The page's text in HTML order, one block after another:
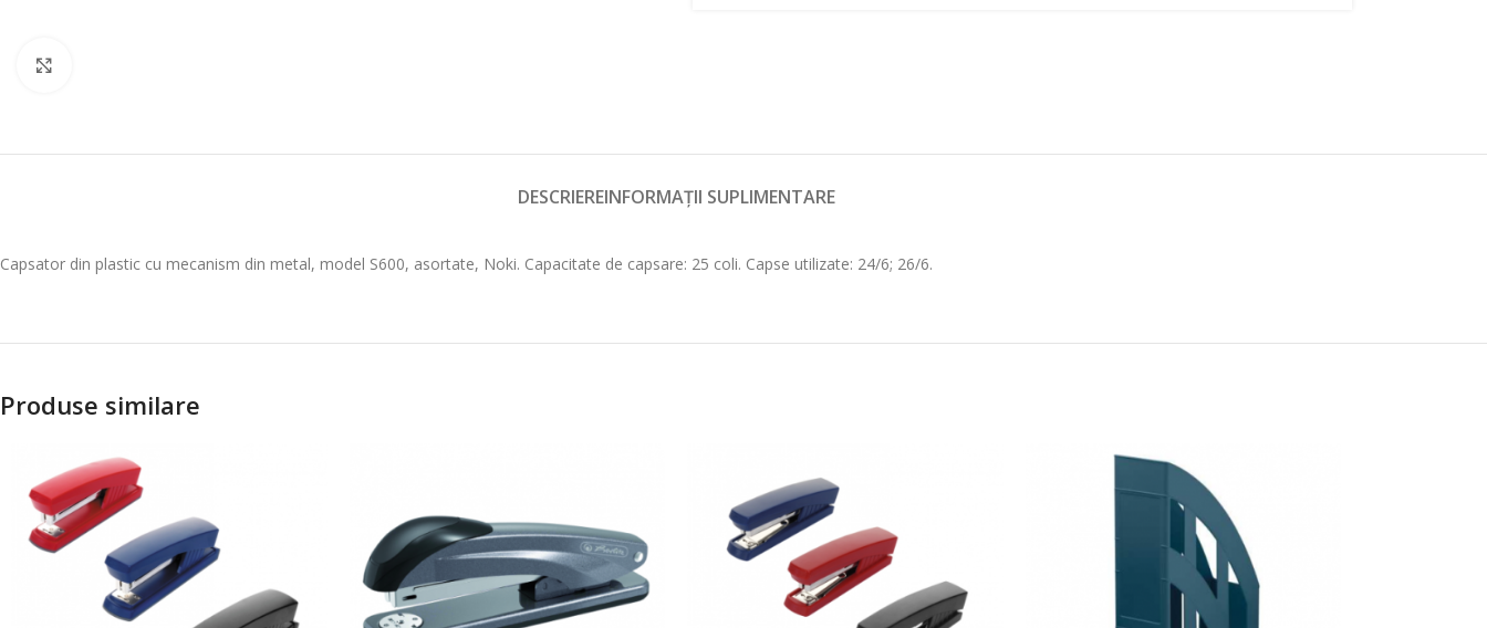
DESCRIEREINFORMAȚII SUPLIMENTARE
Capsator din plastic cu mecanism din metal, model S600, asortate, Noki. Capacitate de capsare: 25 coli. Capse utilizate: 24/6; 26/6.
Produse similare